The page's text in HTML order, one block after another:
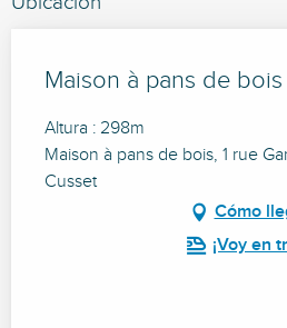
Maison à pans de bois
Altura : 298m
Maison à pans de bois, 1 rue
Cusset
Cómo
¡Voy en